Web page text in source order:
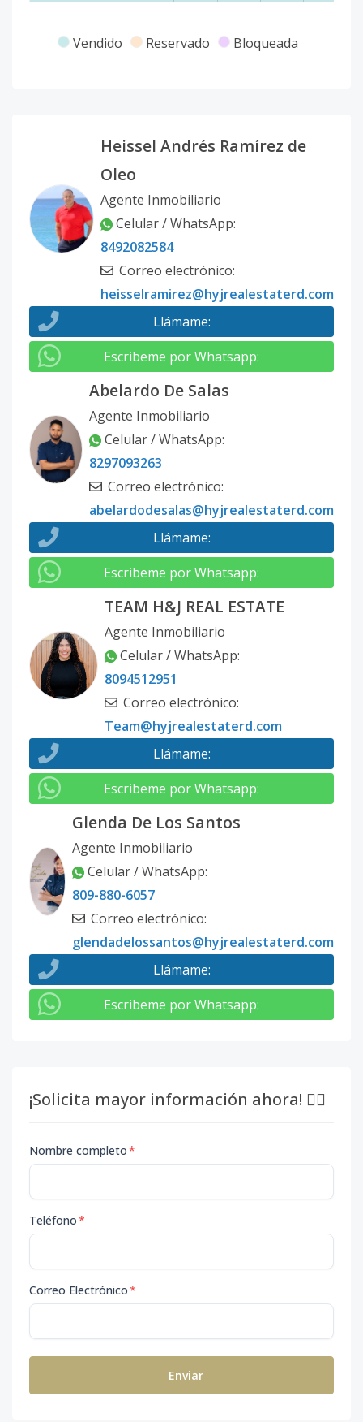
Vendido Reservado Bloqueada
Heissel Andrés Ramírez de
Oleo
Agente Inmobiliario
Celular / WhatsApp:
8492082584
Correo electrónico:
heisselramirez@hyjrealestaterd.com
Llámame:
Escribeme por Whatsapp:
Abelardo De Salas
Agente Inmobiliario
Celular / WhatsApp:
8297093263
Correo electrónico:
abelardodesalas@hyjrealestaterd.com
Llámame:
Escribeme por Whatsapp:
TEAM H&J REAL ESTATE
Agente Inmobiliario
Celular / WhatsApp:
8094512951
Correo electrónico:
Team@hyjrealestaterd.com
Llámame:
Escribeme por Whatsapp:
Glenda De Los Santos
Agente Inmobiliario
Celular / WhatsApp:
809-880-6057
Correo electrónico:
glendadelossantos@hyjrealestaterd.com
Llámame:
Escribeme por Whatsapp:
¡Solicita mayor información ahora! 👇🏽
Nombre completo*
Teléfono*
Correo Electrónico*
Enviar